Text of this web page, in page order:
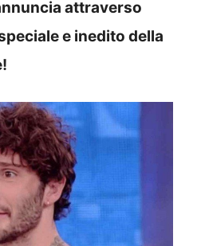
attraverso
e inedito della